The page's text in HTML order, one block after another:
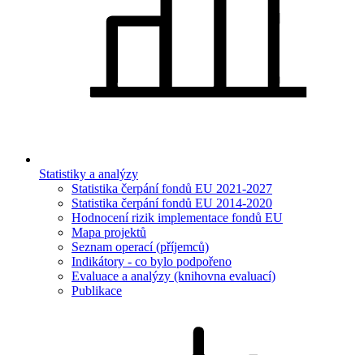
Statistiky a analýzy
Statistika čerpání fondů EU 2021-2027
Statistika čerpání fondů EU 2014-2020
Hodnocení rizik implementace fondů EU
Mapa projektů
Seznam operací (příjemců)
Indikátory - co bylo podpořeno
Evaluace a analýzy (knihovna evaluací)
Publikace